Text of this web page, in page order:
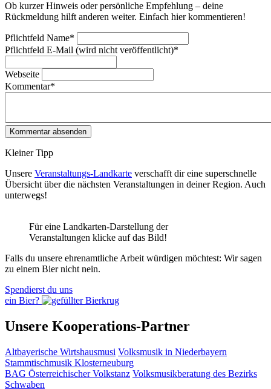
Ob kurzer Hinweis oder persönliche Empfehlung – deine
Rückmeldung hilft anderen weiter. Einfach hier kommentieren!
Pflichtfeld Name*
Pflichtfeld E-Mail (wird nicht veröffentlicht)*
Webseite
Kommentar*
Kleiner Tipp
Unsere Veranstaltungs-Landkarte verschafft dir eine superschnelle
Übersicht über die nächsten Veranstaltungen in deiner Region. Auch
unterwegs!
Für eine Landkarten-Darstellung der
Veranstaltungen klicke auf das Bild!
Falls du unsere ehrenamtliche Arbeit würdigen möchtest: Wir sagen
zu einem Bier nicht nein.
Spendierst du uns
ein Bier?
Unsere Kooperations-Partner
Altbayerische Wirtshausmusi Volksmusik in Niederbayern
Stammtischmusik Klosterneuburg
BAG Österreichischer Volkstanz Volksmusikberatung des Bezirks
Schwaben